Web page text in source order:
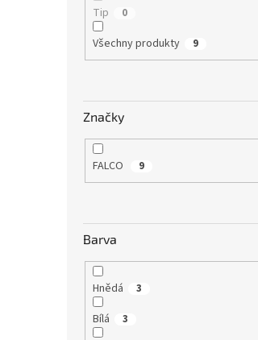
Tip 0
Všechny produkty 9
Značky
FALCO 9
Barva
Hnědá 3
Bílá 3